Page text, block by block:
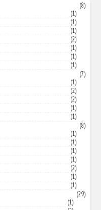
(8)
(1)
(1)
(1)
(2)
(1)
(1)
(1)
(7)
(1)
(2)
(2)
(1)
(1)
(8)
(1)
(1)
(1)
(1)
(2)
(1)
(1)
(29)
(1)